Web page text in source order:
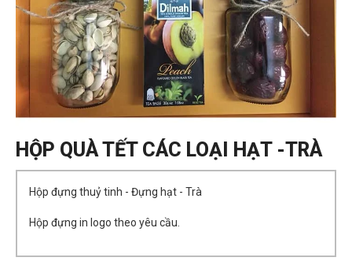
HỘP QUÀ TẾT CÁC LOẠI HẠT -TRÀ
Hộp đựng thuỷ tinh - Đựng hạt - Trà
Hộp đựng in logo theo yêu cầu.